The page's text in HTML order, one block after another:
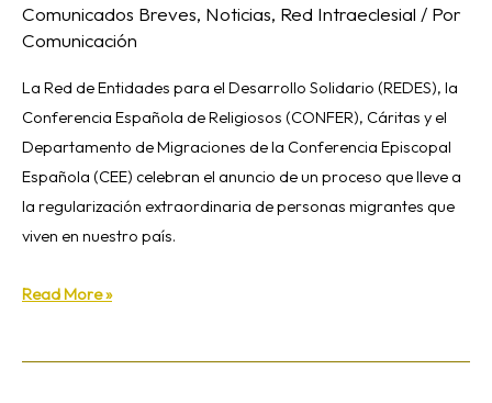
Comunicados Breves, Noticias, Red Intraeclesial / Por
Comunicación
La Red de Entidades para el Desarrollo Solidario (REDES), la
Conferencia Española de Religiosos (CONFER), Cáritas y el
Departamento de Migraciones de la Conferencia Episcopal
Española (CEE) celebran el anuncio de un proceso que lleve a
la regularización extraordinaria de personas migrantes que
viven en nuestro país.
Read More »